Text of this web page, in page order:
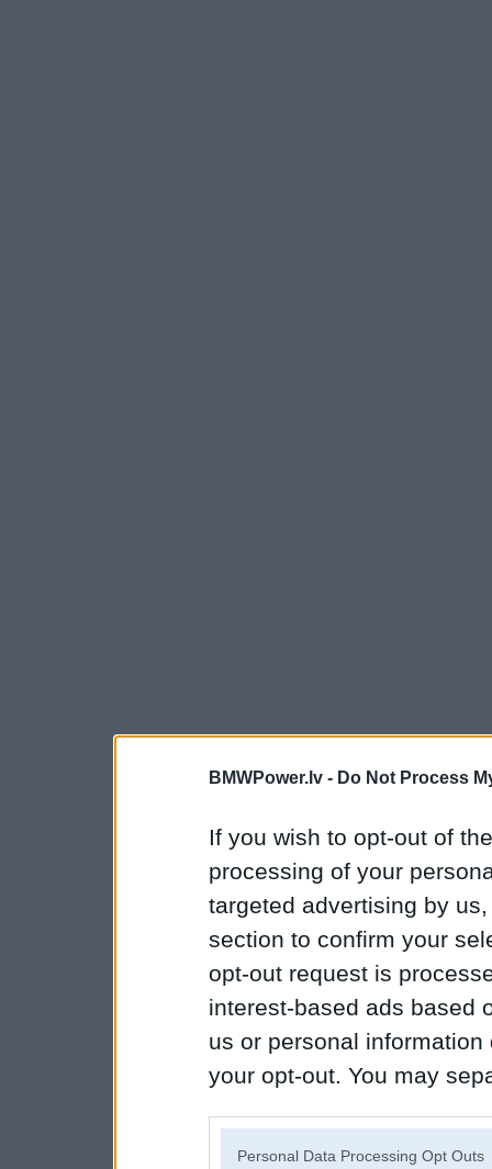
BMWPower.lv - Do Not Process
If you wish to opt-out of
processing of your
targeted advertising by
section to confirm your
opt-out request is
interest-based ads based
us or personal
your opt-out. You may
Personal Data Processing Opt Outs